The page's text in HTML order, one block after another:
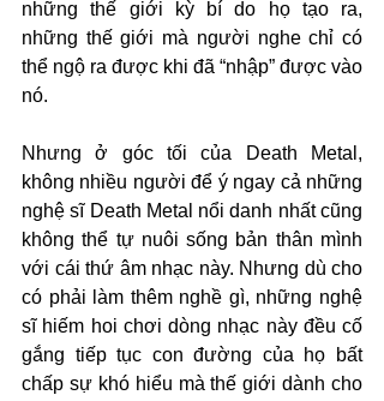
những thế giới kỳ bí do họ tạo ra,
những thế giới mà người nghe chỉ có
thể ngộ ra được khi đã “nhập” được vào
nó.
Nhưng ở góc tối của Death Metal,
không nhiều người để ý ngay cả những
nghệ sĩ Death Metal nổi danh nhất cũng
không thể tự nuôi sống bản thân mình
với cái thứ âm nhạc này. Nhưng dù cho
có phải làm thêm nghề gì, những nghệ
sĩ hiếm hoi chơi dòng nhạc này đều cố
gắng tiếp tục con đường của họ bất
chấp sự khó hiểu mà thế giới dành cho